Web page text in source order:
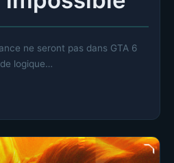
ne seront pas dans GTA 6
logique…